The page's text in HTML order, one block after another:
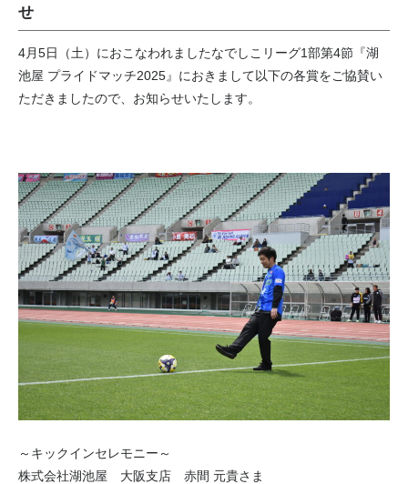
せ
4月5日（土）におこなわれましたなでしこリーグ1部第4節『湖
池屋 プライドマッチ2025』におきまして以下の各賞をご協賛い
ただきましたので、お知らせいたします。
～キックインセレモニー～
株式会社湖池屋 大阪支店 赤間 元貴さま